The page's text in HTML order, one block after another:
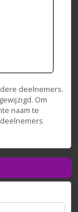
deelnemers.
Om
naam te